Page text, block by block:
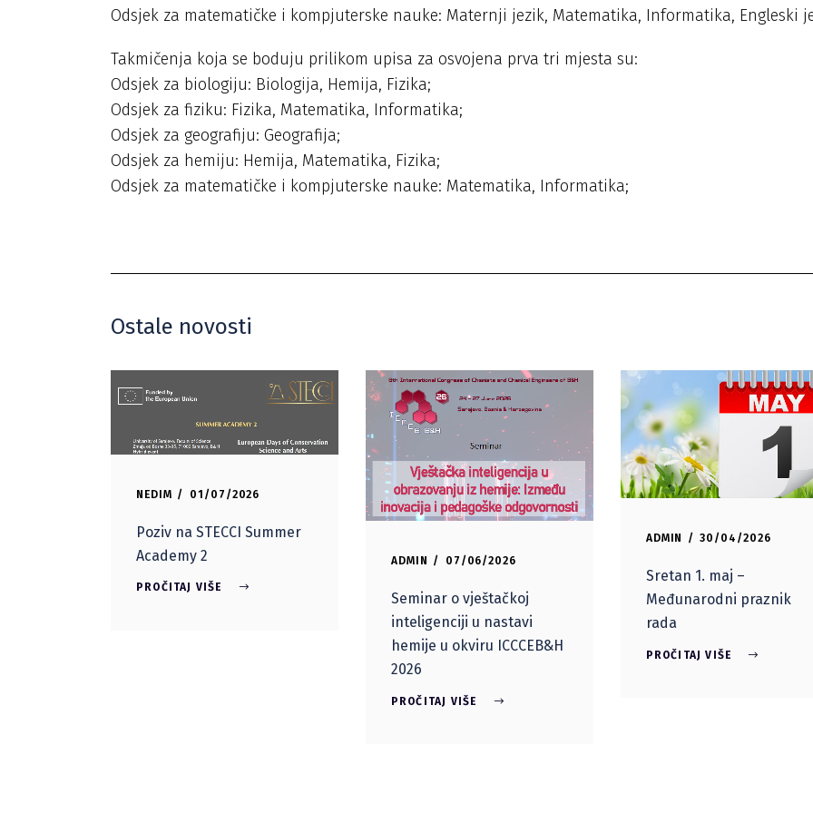
Odsjek za matematičke i kompjuterske nauke: Maternji jezik, Matematika, Informatika, Engleski
Takmičenja koja se boduju prilikom upisa za osvojena prva tri mjesta su:
Odsjek za biologiju: Biologija, Hemija, Fizika;
Odsjek za fiziku: Fizika, Matematika, Informatika;
Odsjek za geografiju: Geografija;
Odsjek za hemiju: Hemija, Matematika, Fizika;
Odsjek za matematičke i kompjuterske nauke: Matematika, Informatika;
Ostale novosti
NEDIM 01/07/2026
Poziv na STECCI Summer
Academy 2
PROČITAJ VIŠE
ADMIN 07/06/2026
Seminar o vještačkoj
inteligenciji u nastavi
hemije u okviru ICCCEB&H
2026
PROČITAJ VIŠE
ADMIN 30/04/2026
Sretan 1. maj –
Međunarodni praznik
rada
PROČITAJ VIŠE